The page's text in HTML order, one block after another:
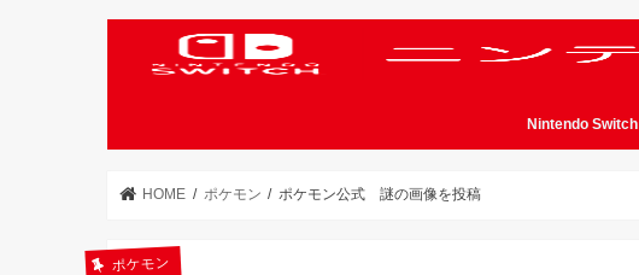
Nintendo Switch
HOME ポケモン ポケモン公式 謎の画像を投稿
ポケモン